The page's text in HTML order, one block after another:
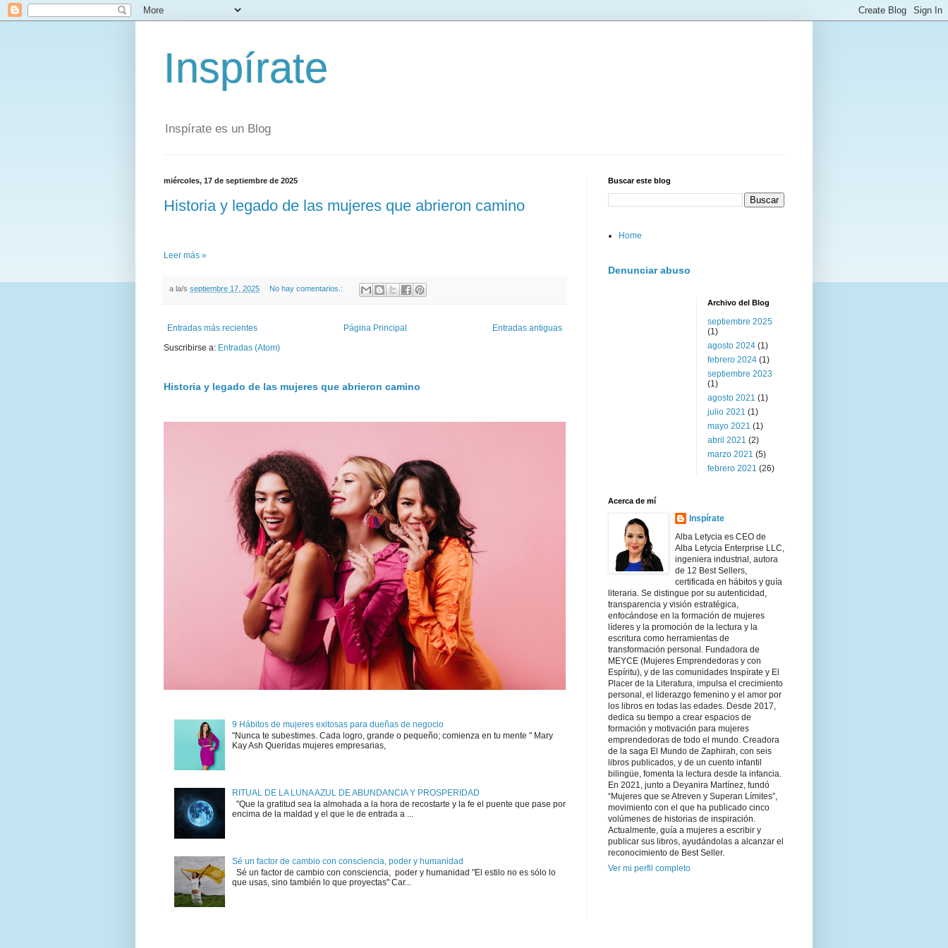
Inspírate
Inspírate es un Blog
miércoles, 17 de septiembre de 2025
Historia y legado de las mujeres que abrieron camino
Leer más »
a la/s septiembre 17, 2025 No hay comentarios.:
Entradas más recientes Entradas antiguas
Página Principal
Suscribirse a: Entradas (Atom)
Historia y legado de las mujeres que abrieron camino
9 Hábitos de mujeres exitosas para dueñas de negocio
"Nunca te subestimes. Cada logro, grande o pequeño; comienza en tu mente " Mary
Kay Ash Queridas mujeres empresarias,
RITUAL DE LA LUNA AZUL DE ABUNDANCIA Y PROSPERIDAD
"Que la gratitud sea la almohada a la hora de recostarte y la fe el puente que pase por
encima de la maldad y el que le de entrada a ...
Sé un factor de cambio con consciencia, poder y humanidad
Sé un factor de cambio con consciencia, poder y humanidad "El estilo no es sólo lo
que usas, sino también lo que proyectas" Car...
Buscar este blog
Home
Denunciar abuso
Archivo del Blog
septiembre 2025
(1)
agosto 2024 (1)
febrero 2024 (1)
septiembre 2023
(1)
agosto 2021 (1)
julio 2021 (1)
mayo 2021 (1)
abril 2021 (2)
marzo 2021 (5)
febrero 2021 (26)
Acerca de mí
Inspírate
Alba Letycia es CEO de
Alba Letycia Enterprise LLC,
ingeniera industrial, autora
de 12 Best Sellers,
certificada en hábitos y guía
literaria. Se distingue por su autenticidad,
transparencia y visión estratégica,
enfocándose en la formación de mujeres
líderes y la promoción de la lectura y la
escritura como herramientas de
transformación personal. Fundadora de
MEYCE (Mujeres Emprendedoras y con
Espíritu), y de las comunidades Inspírate y El
Placer de la Literatura, impulsa el crecimiento
personal, el liderazgo femenino y el amor por
los libros en todas las edades. Desde 2017,
dedica su tiempo a crear espacios de
formación y motivación para mujeres
emprendedoras de todo el mundo. Creadora
de la saga El Mundo de Zaphirah, con seis
libros publicados, y de un cuento infantil
bilingüe, fomenta la lectura desde la infancia.
En 2021, junto a Deyanira Martínez, fundó
“Mujeres que se Atreven y Superan Límites”,
movimiento con el que ha publicado cinco
volúmenes de historias de inspiración.
Actualmente, guía a mujeres a escribir y
publicar sus libros, ayudándolas a alcanzar el
reconocimiento de Best Seller.
Ver mi perfil completo